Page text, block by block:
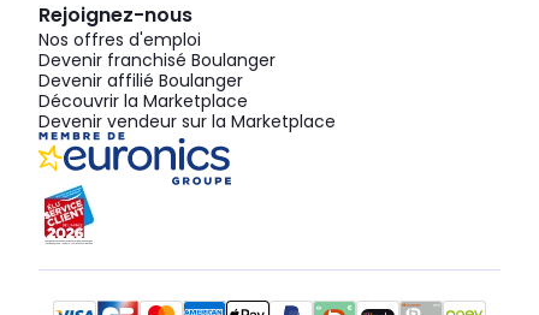
Rejoignez-nous
Nos offres d'emploi
Devenir franchisé Boulanger
Devenir affilié Boulanger
Découvrir la Marketplace
Devenir vendeur sur la Marketplace